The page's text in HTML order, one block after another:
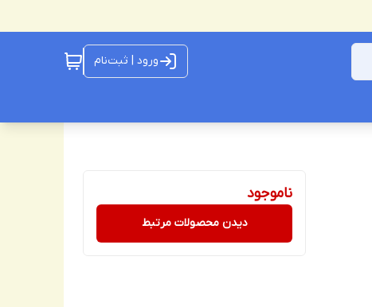
ورود | ثبت‌نام
ناموجود
دیدن محصولات مرتبط